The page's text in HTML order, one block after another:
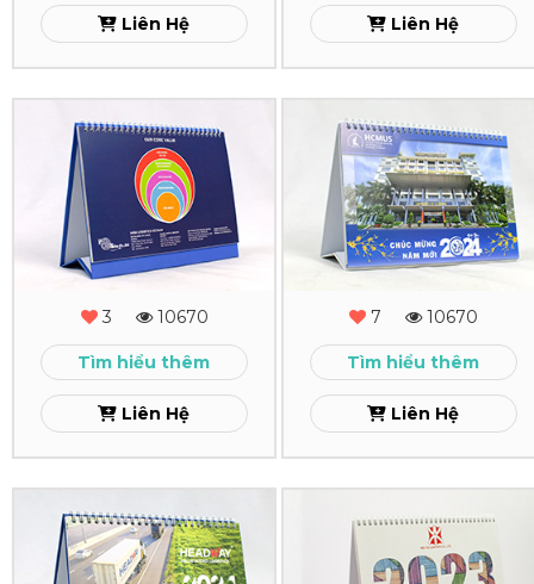
Xem
Liên Hệ Liên Hệ
Lịch
Bàn
HaBa
Xem
3 10670
Tìm hiểu thêm
Liên Hệ
Lịch
Để
Bàn
HCMUS
2024
Xem
7 10670
Tìm hiểu thêm
Liên Hệ
Lịch